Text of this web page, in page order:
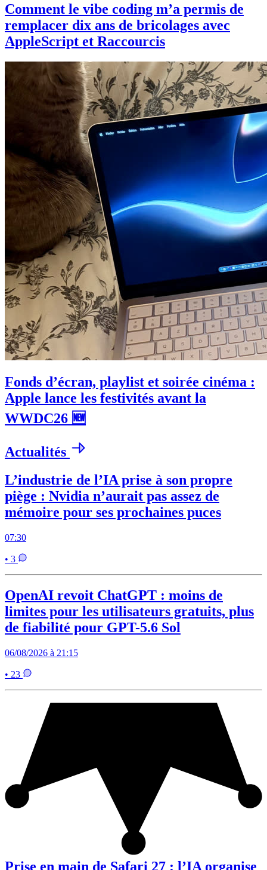
Comment le vibe coding m’a permis de
remplacer dix ans de bricolages avec
AppleScript et Raccourcis
Fonds d’écran, playlist et soirée cinéma :
Apple lance les festivités avant la
WWDC26 🆕
Actualités
L’industrie de l’IA prise à son propre
piège : Nvidia n’aurait pas assez de
mémoire pour ses prochaines puces
07:30
• 3
OpenAI revoit ChatGPT : moins de
limites pour les utilisateurs gratuits, plus
de fiabilité pour GPT-5.6 Sol
06/08/2026 à 21:15
• 23
Prise en main de Safari 27 : l’IA organise